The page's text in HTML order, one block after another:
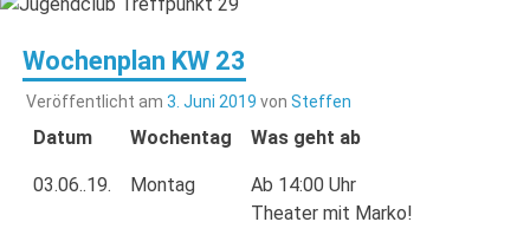
Wochenplan KW 23
Veröffentlicht am 3. Juni 2019 von Steffen
Datum Wochentag Was geht ab
03.06..19. Montag
Ab 14:00 Uhr
Theater mit Marko!